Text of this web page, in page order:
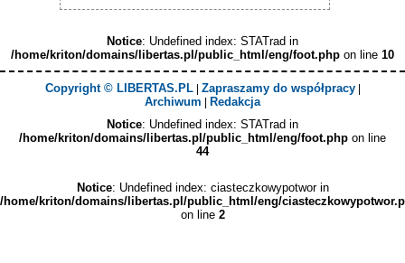
Notice: Undefined index: STATrad in
/home/kriton/domains/libertas.pl/public_html/eng/foot.php on line 10
Copyright © LIBERTAS.PL| Zapraszamy do współpracy|
Archiwum
Redakcja
Notice: Undefined index: STATrad in
/home/kriton/domains/libertas.pl/public_html/eng/foot.php on line
44
Notice: Undefined index: ciasteczkowypotwor in
/home/kriton/domains/libertas.pl/public_html/eng/
on line 2